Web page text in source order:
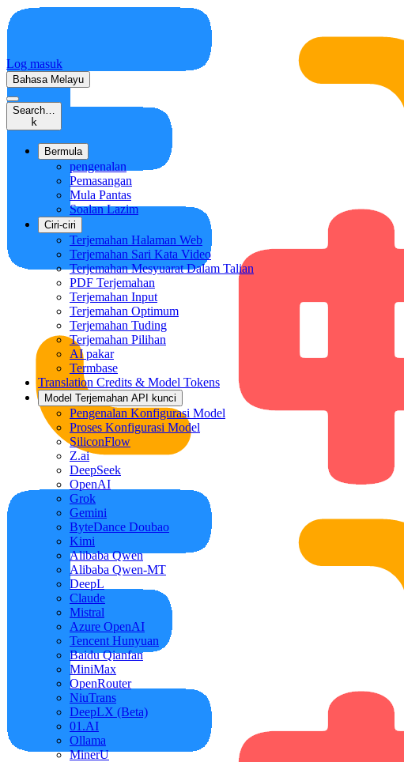
Log masuk
Bahasa Melayu
Search…
k
Bermula
pengenalan
Pemasangan
Mula Pantas
Soalan Lazim
Ciri-ciri
Terjemahan Halaman Web
Terjemahan Sari Kata Video
Terjemahan Mesyuarat Dalam Talian
PDF Terjemahan
Terjemahan Input
Terjemahan Optimum
Terjemahan Tuding
Terjemahan Pilihan
AI pakar
Termbase
Translation Credits & Model Tokens
Model Terjemahan API kunci
Pengenalan Konfigurasi Model
Proses Konfigurasi Model
SiliconFlow
Z.ai
DeepSeek
OpenAI
Grok
Gemini
ByteDance Doubao
Kimi
Alibaba Qwen
Alibaba Qwen-MT
DeepL
Claude
Mistral
Azure OpenAI
Tencent Hunyuan
Baidu Qianfan
MiniMax
OpenRouter
NiuTrans
DeepLX (Beta)
01.AI
Ollama
MinerU